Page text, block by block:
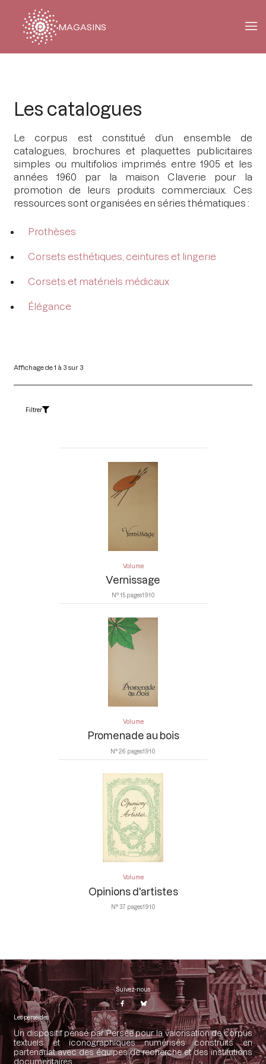
MAGASINS
Les catalogues
Le corpus est constitué d’un ensemble de
catalogues, brochures et plaquettes publicitaires
simples ou multifolios imprimés entre 1905 et les
années 1960 par la maison Claverie pour la
promotion de leurs produits commerciaux. Ces
ressources sont organisées en séries thématiques :
Prothèses
Corsets esthétiques, ceintures et lingerie
Corsets et matériels médicaux
Élégance
Affichage de 1 à 3 sur 3
Filtrer
Volume
Vernissage
N° 1 5 pages1910
Volume
Promenade au bois
N° 26 pages1910
Volume
Opinions d'artistes
N° 37 pages1910
Suivez-nous
Les perséides
Un dispositif pensé par Persée pour la valorisation de corpus
textuels et iconographiques numérisés construits en
partenariat avec des équipes de recherche et des institutions
documentaires.